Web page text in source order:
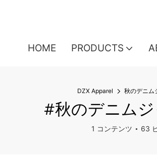
HOME PRODUCTS
DZX Apparel 秋のデニム
#秋のデニムジ
1 コンテンツ 63